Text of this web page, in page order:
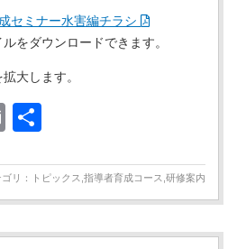
セミナー水害編チラシ
をダウンロードできます。
大します。
Email
リ： トピックス 指導者育成コース 研修案内